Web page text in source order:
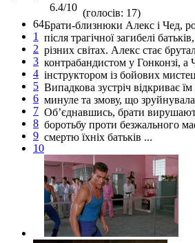
64
1
2
3
4
5
6
7
8
9
10
6.4/10 (голосів: 17)
Брати-близнюки Алекс і Чед,
після трагічної загибелі
різних світах. Алекс стає
контрабандистом у Гонконзі,
інструктором із бойових
Випадкова зустріч відкриває
минуле та змову, що
Об’єднавшись, брати
боротьбу проти безжального
смертю їхніх батьків ...